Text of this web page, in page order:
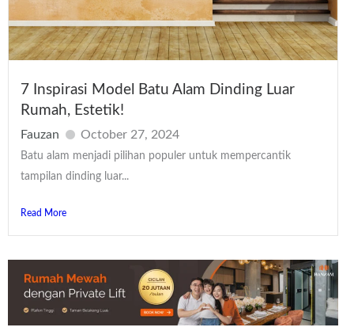
7 Inspirasi Model Batu Alam Dinding Luar
Rumah, Estetik!
Fauzan October 27, 2024
Batu alam menjadi pilihan populer untuk mempercantik
tampilan dinding luar...
Read More